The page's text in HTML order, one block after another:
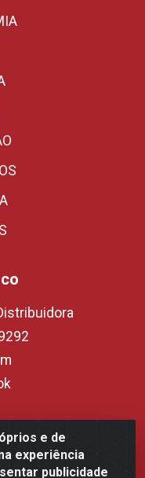
e de
experiência
publicidade
LTDA - Avenida
Fortaleza/CE - CEP